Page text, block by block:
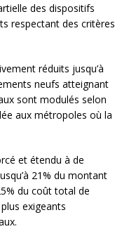
des dispositifs
respectant des critères
réduits jusqu’à
neufs atteignant
sont modulés selon
aux métropoles où la
et étendu à de
21% du montant
du coût total de
exigeants